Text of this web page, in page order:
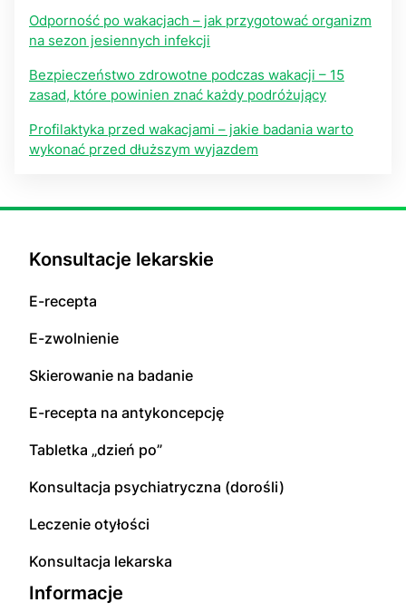
Odporność po wakacjach – jak przygotować organizm
na sezon jesiennych infekcji
Bezpieczeństwo zdrowotne podczas wakacji – 15
zasad, które powinien znać każdy podróżujący
Profilaktyka przed wakacjami – jakie badania warto
wykonać przed dłuższym wyjazdem
Konsultacje lekarskie
E-recepta
E-zwolnienie
Skierowanie na badanie
E-recepta na antykoncepcję
Tabletka „dzień po”
Konsultacja psychiatryczna (dorośli)
Leczenie otyłości
Konsultacja lekarska
Informacje